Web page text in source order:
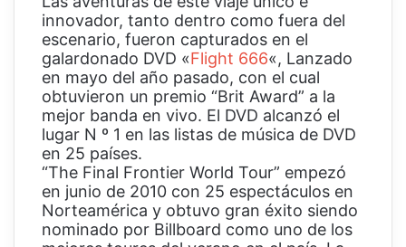
innovador, tanto dentro como fuera del
escenario, fueron capturados en el
galardonado DVD «Flight 666«, Lanzado
en mayo del año pasado, con el cual
obtuvieron un premio “Brit Award” a la
mejor banda en vivo. El DVD alcanzó el
lugar N º 1 en las listas de música de DVD
en 25 países.
“The Final Frontier World Tour” empezó
en junio de 2010 con 25 espectáculos en
Norteamérica y obtuvo gran éxito siendo
nominado por Billboard como uno de los